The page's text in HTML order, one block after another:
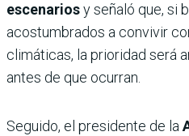
escenariosy señaló que, si
acostumbrados a convivir
climáticas, la prioridad será
antes de que ocurran.
Seguido, el presidente de la